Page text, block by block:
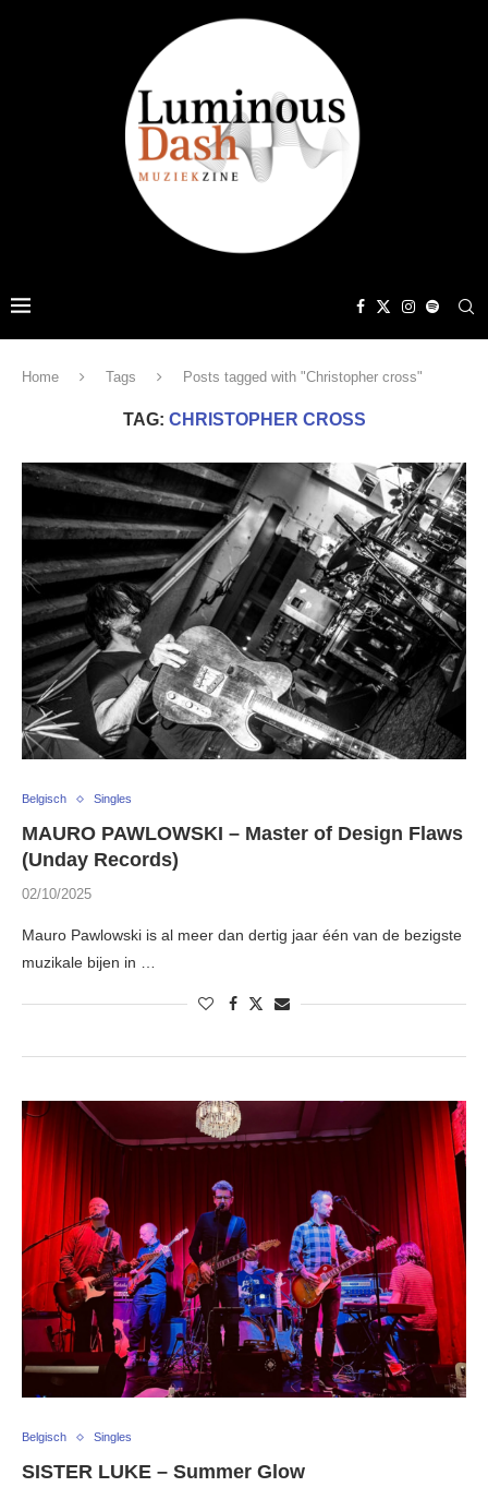
Home Tags Posts tagged with "Christopher cross"
TAG: CHRISTOPHER CROSS
Belgisch Singles
MAURO PAWLOWSKI – Master of Design Flaws
(Unday Records)
02/10/2025
Mauro Pawlowski is al meer dan dertig jaar één van de bezigste
muzikale bijen in …
Belgisch Singles
SISTER LUKE – Summer Glow